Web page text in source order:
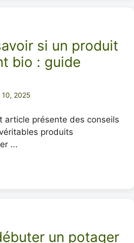
si un produit
bio : guide
2025
article présente des conseils
produits
...
un potager